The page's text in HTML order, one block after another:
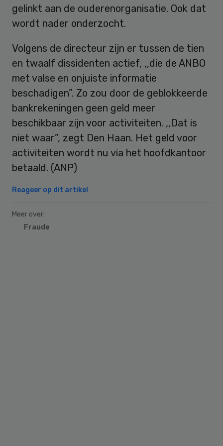
gelinkt aan de ouderenorganisatie. Ook dat
wordt nader onderzocht.
Volgens de directeur zijn er tussen de tien
en twaalf dissidenten actief, ,,die de ANBO
met valse en onjuiste informatie
beschadigen”. Zo zou door de geblokkeerde
bankrekeningen geen geld meer
beschikbaar zijn voor activiteiten. ,,Dat is
niet waar”, zegt Den Haan. Het geld voor
activiteiten wordt nu via het hoofdkantoor
betaald. (ANP)
Reageer op dit artikel
Meer over:
Fraude